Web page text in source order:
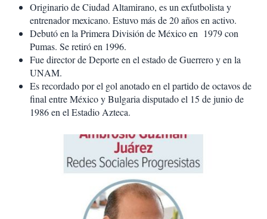
Originario de Ciudad Altamirano, es un exfutbolista y
entrenador mexicano. Estuvo más de 20 años en activo.
Debutó en la Primera División de México en 1979 con
Pumas. Se retiró en 1996.
Fue director de Deporte en el estado de Guerrero y en la
UNAM.
Es recordado por el gol anotado en el partido de octavos de
final entre México y Bulgaria disputado el 15 de junio de
1986 en el Estadio Azteca.